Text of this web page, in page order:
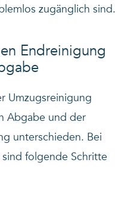
zugänglich sind.
Endreinigung
Umzugsreinigung
Abgabe und der
unterschieden. Bei
folgende Schritte